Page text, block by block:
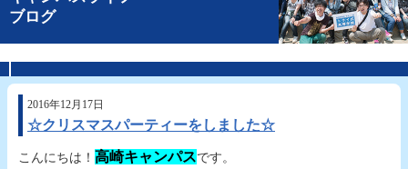
ブログ
2016年12月17日
☆クリスマスパーティーをしました☆
こんにちは！ 高崎キャンパスです。